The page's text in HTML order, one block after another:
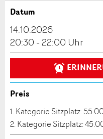
Anzeige
Ihr Feedback wird sehr
Allgemeines
Anzeige nicht mehr
Anzeige
Empfehlen Sie diese
Reservation
Veranstaltungsdatum *:
Vorname / Nachname *:
Datum
14.10.2026
20:30 - 22:00 Uhr
Preis
1. Kategorie Sitzplatz:
2. Kategorie Sitzplatz: